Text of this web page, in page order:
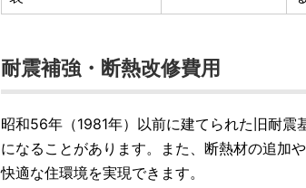
耐震補強・断熱改修費用
昭和56年（1981年）以前に建てられた旧耐
になることがあります。また、断熱材の追加
快適な住環境を実現できます。